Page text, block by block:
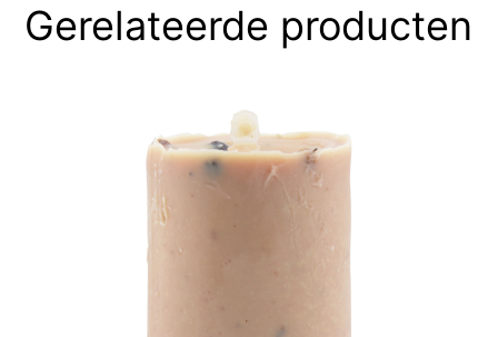
Gerelateerde producten